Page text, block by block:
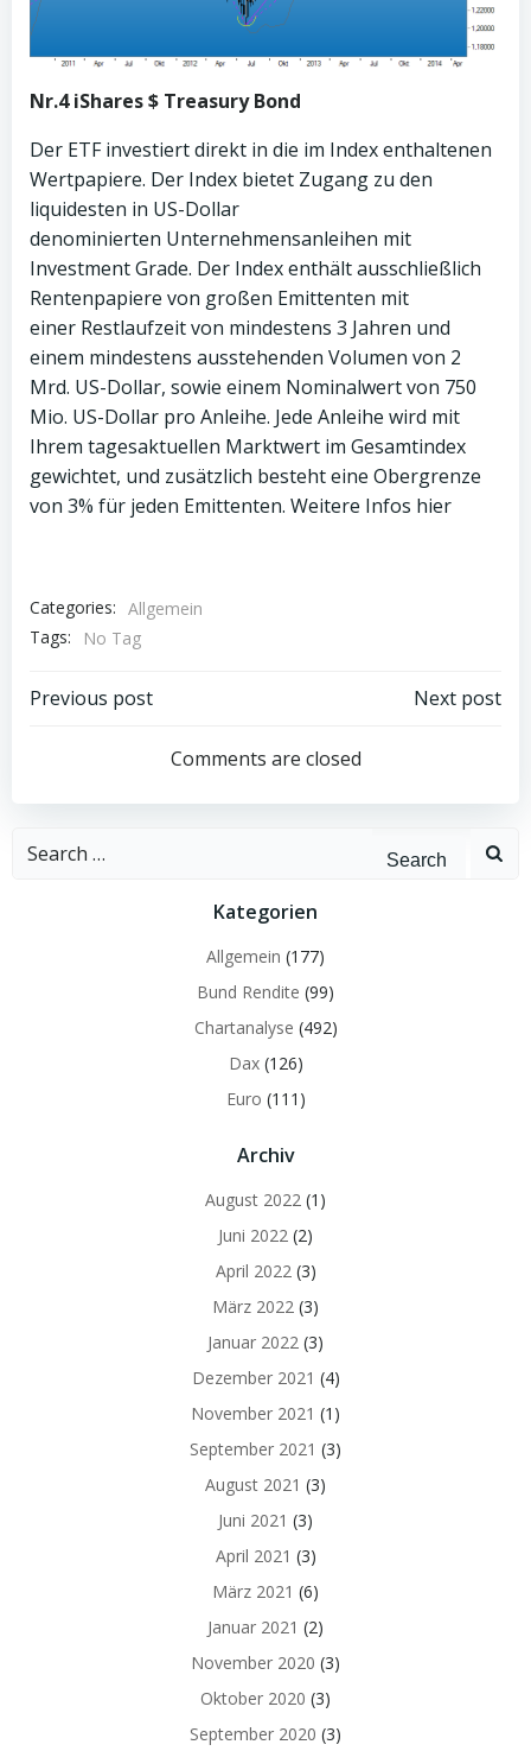
Nr.4 iShares $ Treasury Bond
Der ETF investiert direkt in die im Index enthaltenen
Wertpapiere. Der Index bietet Zugang zu den
liquidesten in US-Dollar
denominierten Unternehmensanleihen mit
Investment Grade. Der Index enthält ausschließlich
Rentenpapiere von großen Emittenten mit
einer Restlaufzeit von mindestens 3 Jahren und
einem mindestens ausstehenden Volumen von 2
Mrd. US-Dollar, sowie einem Nominalwert von 750
Mio. US-Dollar pro Anleihe. Jede Anleihe wird mit
Ihrem tagesaktuellen Marktwert im Gesamtindex
gewichtet, und zusätzlich besteht eine Obergrenze
von 3% für jeden Emittenten. Weitere Infos hier
Categories: Allgemein
Tags:
No Tag
Post
navigation
Previous post
navigation
Next post
Comments are closed
Search
Kategorien
Allgemein (177)
Bund Rendite (99)
Chartanalyse (492)
Dax(126)
Euro (111)
Archiv
August 2022 (1)
Juni 2022 (2)
April 2022 (3)
März 2022 (3)
Januar 2022 (3)
Dezember 2021 (4)
November 2021 (1)
September 2021 (3)
August 2021 (3)
Juni 2021 (3)
April 2021 (3)
März 2021 (6)
Januar 2021 (2)
November 2020 (3)
Oktober 2020 (3)
September 2020 (3)